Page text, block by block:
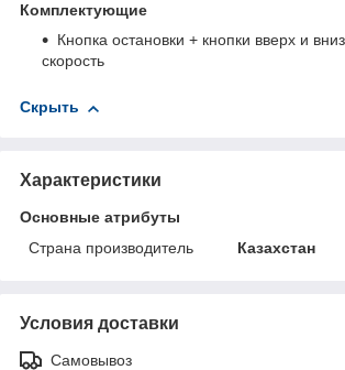
Комплектующие
Кнопка остановки + кнопки вверх и
скорость
Скрыть
Характеристики
Основные атрибуты
Страна производитель
Казахстан
Условия доставки
Самовывоз